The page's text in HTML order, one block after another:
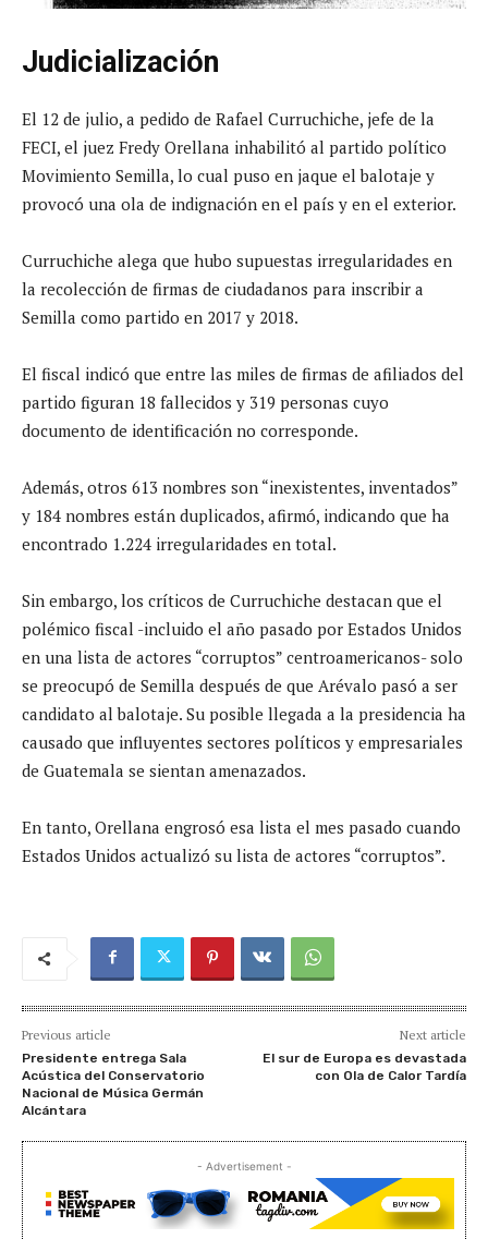
Judicialización
El 12 de julio, a pedido de Rafael Curruchiche, jefe de la
FECI, el juez Fredy Orellana inhabilitó al partido político
Movimiento Semilla, lo cual puso en jaque el balotaje y
provocó una ola de indignación en el país y en el exterior.
Curruchiche alega que hubo supuestas irregularidades en
la recolección de firmas de ciudadanos para inscribir a
Semilla como partido en 2017 y 2018.
El fiscal indicó que entre las miles de firmas de afiliados del
partido figuran 18 fallecidos y 319 personas cuyo
documento de identificación no corresponde.
Además, otros 613 nombres son “inexistentes, inventados”
y 184 nombres están duplicados, afirmó, indicando que ha
encontrado 1.224 irregularidades en total.
Sin embargo, los críticos de Curruchiche destacan que el
polémico fiscal -incluido el año pasado por Estados Unidos
en una lista de actores “corruptos” centroamericanos- solo
se preocupó de Semilla después de que Arévalo pasó a ser
candidato al balotaje. Su posible llegada a la presidencia ha
causado que influyentes sectores políticos y empresariales
de Guatemala se sientan amenazados.
En tanto, Orellana engrosó esa lista el mes pasado cuando
Estados Unidos actualizó su lista de actores “corruptos”.
Previous article
Presidente entrega Sala
Acústica del Conservatorio
Nacional de Música Germán
Alcántara
Next article
El sur de Europa es devastada
con Ola de Calor Tardía
- Advertisement -